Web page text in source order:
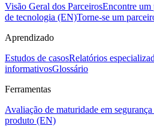
Visão Geral dos ParceirosEncontre um
de tecnologia (EN)Torne-se um
Aprendizado
Estudos de casosRelatórios
informativosGlossário
Ferramentas
Avaliação de maturidade em
produto (EN)